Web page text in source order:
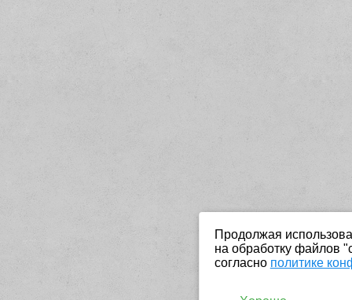
Продолжая
на обработку файлов
согласно политике